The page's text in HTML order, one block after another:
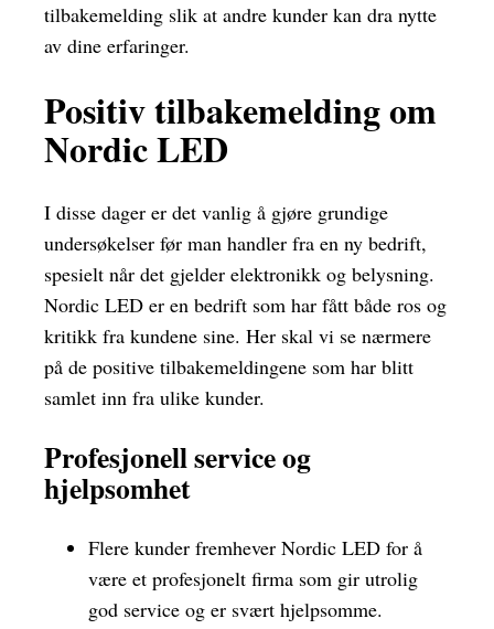
tilbakemelding slik at andre kunder kan dra nytte
av dine erfaringer.
Positiv tilbakemelding om
Nordic LED
I disse dager er det vanlig å gjøre grundige
undersøkelser før man handler fra en ny bedrift,
spesielt når det gjelder elektronikk og belysning.
Nordic LED er en bedrift som har fått både ros og
kritikk fra kundene sine. Her skal vi se nærmere
på de positive tilbakemeldingene som har blitt
samlet inn fra ulike kunder.
Profesjonell service og
hjelpsomhet
Flere kunder fremhever Nordic LED for å
være et profesjonelt firma som gir utrolig
god service og er svært hjelpsomme.